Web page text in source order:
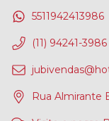
5511942413986
(11) 94241-3986
Rua Almirante